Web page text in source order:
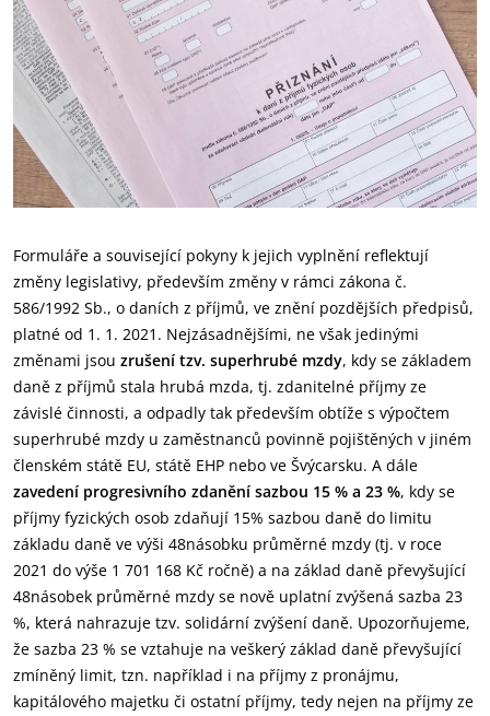
Formuláře a související pokyny k jejich vyplnění reflektují
změny legislativy, především změny v rámci zákona č.
586/1992 Sb., o daních z příjmů, ve znění pozdějších předpisů,
platné od 1. 1. 2021. Nejzásadnějšími, ne však jedinými
změnami jsou zrušení tzv. superhrubé mzdy, kdy se základem
daně z příjmů stala hrubá mzda, tj. zdanitelné příjmy ze
závislé činnosti, a odpadly tak především obtíže s výpočtem
superhrubé mzdy u zaměstnanců povinně pojištěných v jiném
členském státě EU, státě EHP nebo ve Švýcarsku. A dále
zavedení progresivního zdanění sazbou 15 % a 23 %, kdy se
příjmy fyzických osob zdaňují 15% sazbou daně do limitu
základu daně ve výši 48násobku průměrné mzdy (tj. v roce
2021 do výše 1 701 168 Kč ročně) a na základ daně převyšující
48násobek průměrné mzdy se nově uplatní zvýšená sazba 23
%, která nahrazuje tzv. solidární zvýšení daně. Upozorňujeme,
že sazba 23 % se vztahuje na veškerý základ daně převyšující
zmíněný limit, tzn. například i na příjmy z pronájmu,
kapitálového majetku či ostatní příjmy, tedy nejen na příjmy ze